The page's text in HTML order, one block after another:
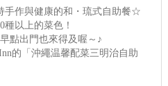
手作與健康的和・琉式自助餐☆
以上的菜色！
點出門也來得及喔～♪
的「沖繩温馨配菜三明治自助